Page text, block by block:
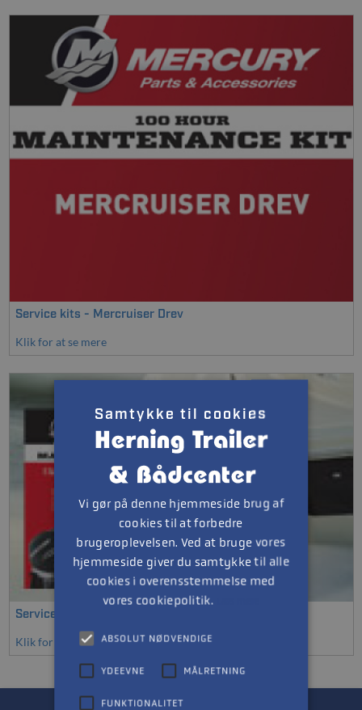
Service kits - Mercruiser Drev
Klik for at se mere
Service kits - Mercury Påhængsmotorer
Klik for at se mere
Samtykke til cookies
Vi gør på denne hjemmeside brug af
cookies til at forbedre
brugeroplevelsen. Ved at bruge vores
hjemmeside giver du samtykke til alle
cookies i overensstemmelse med
vores cookiepolitik.
ABSOLUT NØDVENDIGE
YDEEVNE MÅLRETNING
FUNKTIONALITET